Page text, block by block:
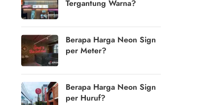
Tergantung Warna?
Berapa Harga Neon Sign
per Meter?
Berapa Harga Neon Sign
per Huruf?